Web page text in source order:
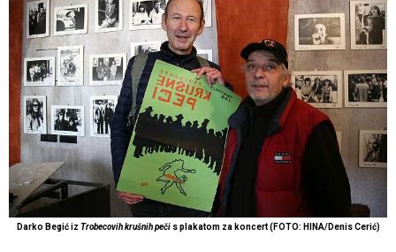
Darko Begić iz Trobecovih krušnih pečis plakatom za koncert (FOTO: HINA/Denis Cerić)